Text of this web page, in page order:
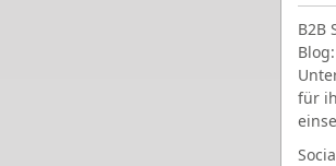
B2B
für